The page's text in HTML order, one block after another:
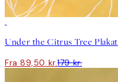
Under the Citrus Tree Plakat
Fra 89,50 kr.179 kr.